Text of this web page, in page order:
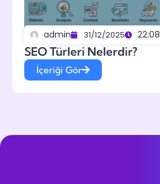
admin 31/12/2025 22:08
SEO Türleri Nelerdir?
İçeriği Gör